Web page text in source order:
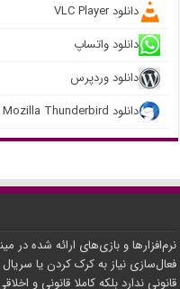
دانلود VLC Player
دانلود واتساپ
دانلود وردپرس
دانلود Mozilla Thunderbird
نرم‌افزارها و بازی‌های ارائه شده در
فعال‌سازی نیاز به کرک کردن یا سریال
قانونی ندارد بلکه کاملا قانونی و